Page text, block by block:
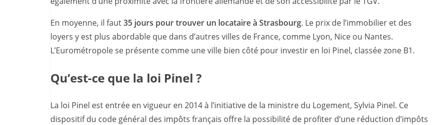
En moyenne, il faut35 jours pour trouver un locataire à Strasbourg. Le prix de l’immobilier et des
loyers y est plus abordable que dans d’autres villes de France, comme Lyon, Nice ou Nantes.
L’Eurométropole se présente comme une ville bien côté pour investir en loi Pinel, classée zone B1.
Qu’est-ce que la loi Pinel ?
La loi Pinel est entrée en vigueur en 2014 à l’initiative de la ministre du Logement, Sylvia Pinel. Ce
dispositif du code général des impôts français offre la possibilité de profiter d’une réduction d’impôts